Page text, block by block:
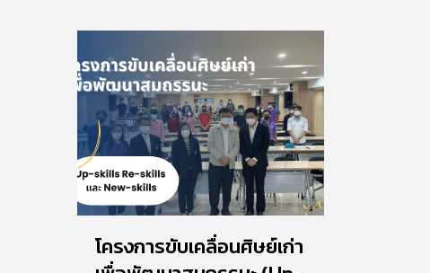
โครงการขับเคลื่อนศิษย์เก่า